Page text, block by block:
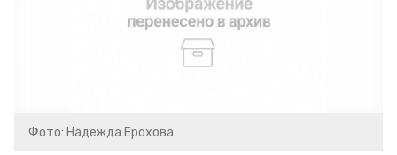
Фото: Надежда Ерохова